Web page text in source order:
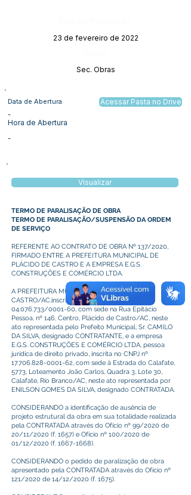
23 de fevereiro de 2022
Sec. Obras
Data de Abertura
-
Hora de Abertura
-
Acessar Pasta no Drive
Visualizar
TERMO DE PARALISAÇÃO DE OBRA
TERMO DE PARALISAÇÃO/SUSPENSÃO DA ORDEM
DE SERVIÇO
REFERENTE AO CONTRATO DE OBRA Nº 137/2020,
FIRMADO ENTRE A PREFEITURA MUNICIPAL DE
PLÁCIDO DE CASTRO E A EMPRESA E.G.S.
CONSTRUÇÕES E COMÉRCIO LTDA.
A PREFEITURA MUNICIPAL DE PLÁCIDO DE
CASTRO/AC,inscrita no CNPJ sob o nº
04.076.733/0001-60, com sede na Rua Epitácio
Pessoa, nº 146, Centro, Plácido de Castro/AC, neste
ato representada pelo Prefeito Municipal, Sr. CAMILO
DA SILVA, designado CONTRATANTE, e a empresa
E.G.S. CONSTRUÇÕES E COMÉRCIO LTDA, pessoa
jurídica de direito privado, inscrita no CNPJ nº
17.706.828-0001-62, com sede à Estrada do Calafate,
5773, Loteamento João Carlos, Quadra 3, Lote 30,
Calafate, Rio Branco/AC, neste ato representada por
ENILSON GOMES DA SILVA, designado CONTRATADA.
CONSIDERANDO a identificação de ausência de
projeto estrutural da obra em sua totalidade realizada
pela CONTRATADA através do Ofício nº 99/2020 de
20/11/2020 (f. 1657) e Ofício nº 100/2020 de
01/12/2020 (f. 1667-1668).
CONSIDERANDO o pedido de paralização de obra
apresentado pela CONTRATADA através do Ofício nº
121/2020 de 14/12/2020 (f. 1675).